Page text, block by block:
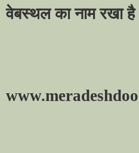
वेबस्थल का नाम रखा